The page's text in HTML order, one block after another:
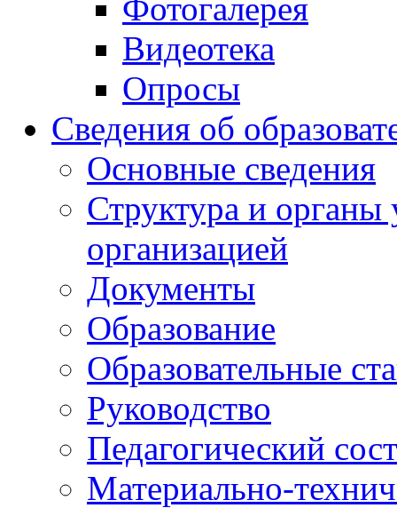
Фотогалерея
Видеотека
Опросы
Сведения об
Основные сведения
Структура и органы
организацией
Документы
Образование
Образовательные
Руководство
Педагогический
Материально-